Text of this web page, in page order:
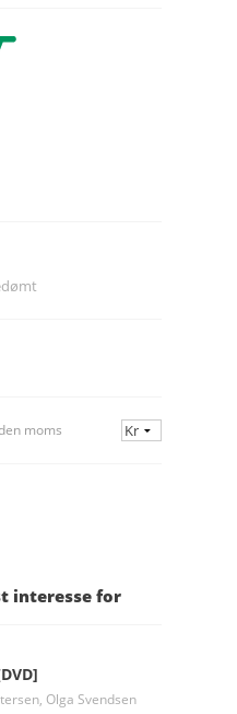
moms
interesse for
Olga Svendsen